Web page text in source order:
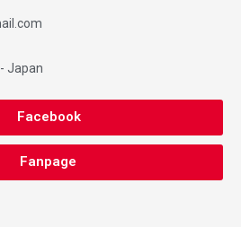
Japan
Facebook
Fanpage